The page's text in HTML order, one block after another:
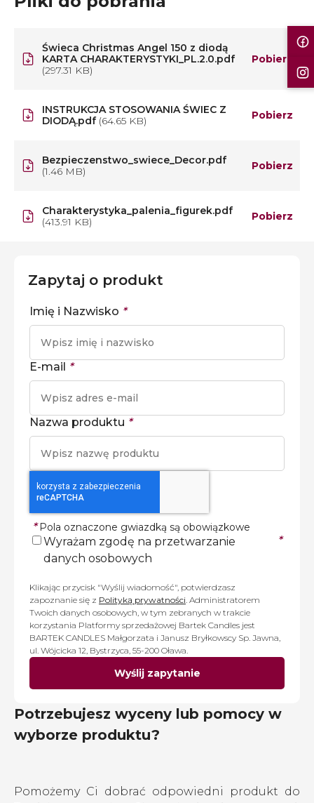
Świeca Christmas Angel 150 z diodą
KARTA CHARAKTERYSTYKI_PL.2.0.pdf
(297.31 KB)
Pobierz
INSTRUKCJA STOSOWANIA ŚWIEC Z
DIODĄ.pdf (64.65 KB) Pobierz
Bezpieczenstwo_swiece_Decor.pdf
(1.46 MB)
Pobierz
Charakterystyka_palenia_figurek.pdf
(413.91 KB)
Pobierz
Zapytaj o produkt
Imię i Nazwisko *
E-mail *
Nazwa produktu *
* Pola oznaczone gwiazdką są obowiązkowe
Wyrażam zgodę na przetwarzanie
danych osobowych
*
Klikając przycisk "Wyślij wiadomość", potwierdzasz
zapoznanie się z Polityką prywatności. Administratorem
Twoich danych osobowych, w tym zebranych w trakcie
korzystania Platformy sprzedażowej Bartek Candles jest
BARTEK CANDLES Małgorzata i Janusz Bryłkowscy Sp. Jawna,
ul. Wójcicka 12, Bystrzyca, 55-200 Oława.
Wyślij zapytanie
Potrzebujesz wyceny lub pomocy w
wyborze produktu?
Pomożemy Ci dobrać odpowiedni produkt do